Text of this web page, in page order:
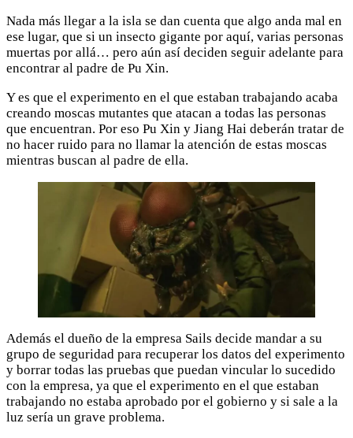
Nada más llegar a la isla se dan cuenta que algo anda mal en
ese lugar, que si un insecto gigante por aquí, varias personas
muertas por allá… pero aún así deciden seguir adelante para
encontrar al padre de Pu Xin.
Y es que el experimento en el que estaban trabajando acaba
creando moscas mutantes que atacan a todas las personas
que encuentran. Por eso Pu Xin y Jiang Hai deberán tratar de
no hacer ruido para no llamar la atención de estas moscas
mientras buscan al padre de ella.
Además el dueño de la empresa Sails decide mandar a su
grupo de seguridad para recuperar los datos del experimento
y borrar todas las pruebas que puedan vincular lo sucedido
con la empresa, ya que el experimento en el que estaban
trabajando no estaba aprobado por el gobierno y si sale a la
luz sería un grave problema.